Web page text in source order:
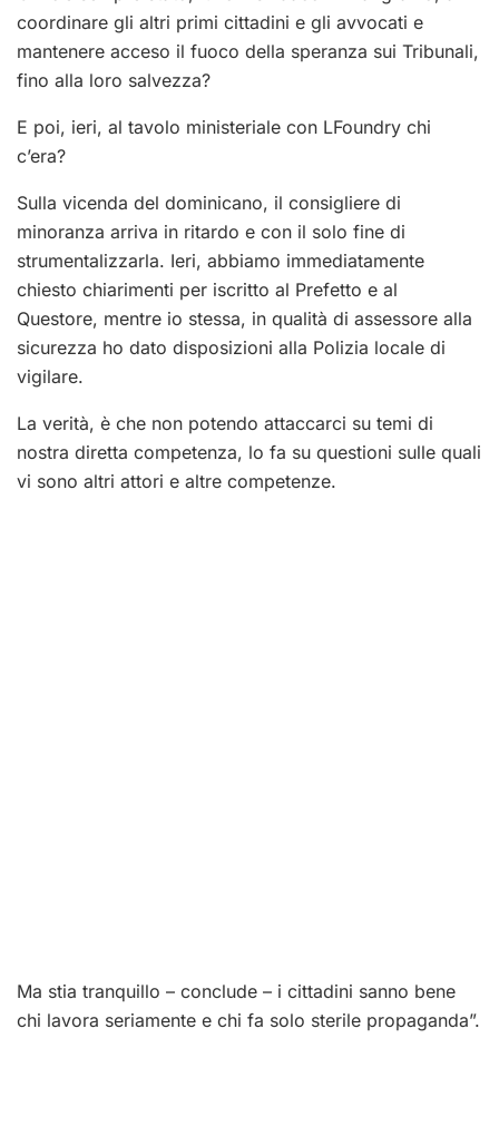
coordinare gli altri primi cittadini e gli avvocati e
mantenere acceso il fuoco della speranza sui Tribunali,
fino alla loro salvezza?
E poi, ieri, al tavolo ministeriale con LFoundry chi
c’era?
Sulla vicenda del dominicano, il consigliere di
minoranza arriva in ritardo e con il solo fine di
strumentalizzarla. Ieri, abbiamo immediatamente
chiesto chiarimenti per iscritto al Prefetto e al
Questore, mentre io stessa, in qualità di assessore alla
sicurezza ho dato disposizioni alla Polizia locale di
vigilare.
La verità, è che non potendo attaccarci su temi di
nostra diretta competenza, lo fa su questioni sulle quali
vi sono altri attori e altre competenze.
Ma stia tranquillo – conclude – i cittadini sanno bene
chi lavora seriamente e chi fa solo sterile propaganda”.